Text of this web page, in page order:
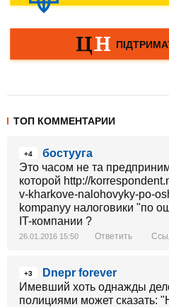
ТОП КОММЕНТАРИИ
+4
бостууга
Это часом не та
которой http://
v-kharkove-nalohovyky-po-
kompanyy налоговики "по
IT-компании ?
26.01.2016 15:50 Ответить
+3
Dnepr forever
Имевший хоть однажды
полициями может сказать: